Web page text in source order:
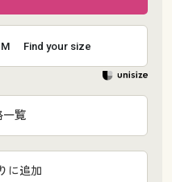
M Find your size
に追加
一覧